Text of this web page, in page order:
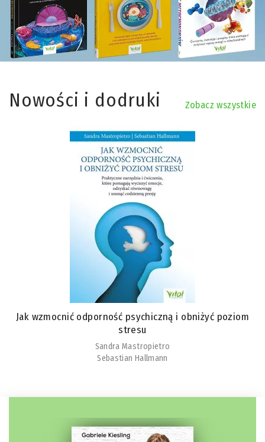
Nowości i dodruki Zobacz wszystkie
Jak wzmocnić odporność psychiczną i obniżyć poziom
stresu
Sandra Mastropietro
Sebastian Hallmann